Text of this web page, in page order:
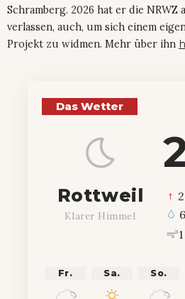
Schramberg. 2026 hat er die NRWZ
verlassen, auch, um sich einem
Projekt zu widmen. Mehr über ihn
Das Wetter
Rottweil
Klarer Himmel
Fr. Sa. So.